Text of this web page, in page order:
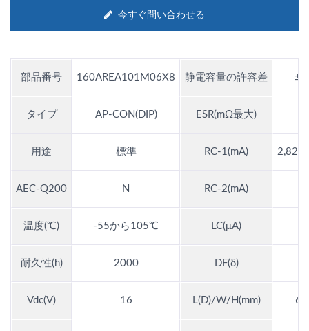
今すぐ問い合わせる
部品番号 160AREA101M06X8 静電容量の許容差
タイプ AP-CON(DIP) ESR(mΩ最大)
用途 標準 RC-1(mA)
AEC-Q200 N RC-2(mA)
温度(℃) -55から105℃ LC(μA)
耐久性(h) 2000 DF(δ)
Vdc(V) 16 L(D)/W/H(mm)